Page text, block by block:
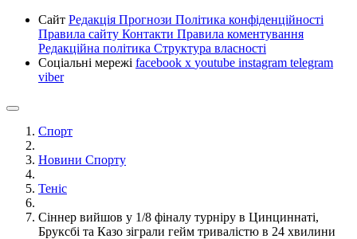
Сайт Редакція Прогнози Політика конфіденційності
Правила сайту Контакти Правила коментування
Редакційна політика Структура власності
Соціальні мережі facebook x youtube instagram telegram
viber
Спорт
Новини Спорту
Теніс
Сіннер вийшов у 1/8 фіналу турніру в Цинциннаті,
Бруксбі та Казо зіграли гейм тривалістю в 24 хвилини